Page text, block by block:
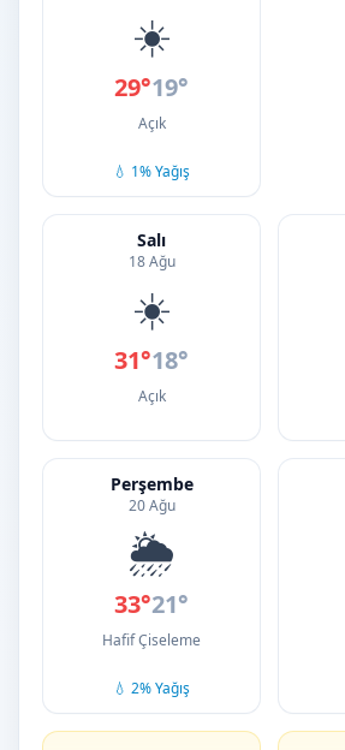
☀️
29°19°
Açık
💧 1% Yağış
Salı
18 Ağu
☀️
31°18°
Açık
Perşembe
20 Ağu
🌦️
33°21°
Hafif Çiseleme
💧 2% Yağış